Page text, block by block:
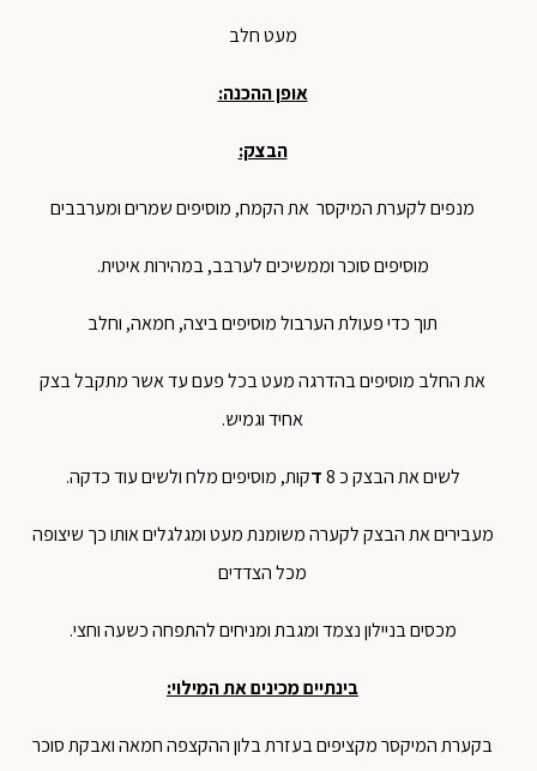
מעט חלב
אופן ההכנה:
הבצק:
מנפים לקערת המיקסר את הקמח, מוסיפים שמרים ומערבבים
מוסיפים סוכר וממשיכים לערבב, במהירות איטית.
תוך כדי פעולת הערבול מוסיפים ביצה, חמאה, וחלב
את החלב מוסיפים בהדרגה מעט בכל פעם עד אשר מתקבל בצק
אחיד וגמיש.
לשים את הבצק כ 8 דקות, מוסיפים מלח ולשים עוד כדקה.
מעבירים את הבצק לקערה משומנת מעט ומגלגלים אותו כך שיצופה
מכל הצדדים
מכסים בניילון נצמד ומגבת ומניחים להתפחה כשעה וחצי.
בינתיים מכינים את המילוי:
בקערת המיקסר מקציפים בעזרת בלון ההקצפה חמאה ואבקת סוכר